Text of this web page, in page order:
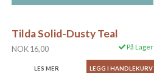
Tilda Solid-Dusty Teal
NOK 16,00 På Lager
LES MER